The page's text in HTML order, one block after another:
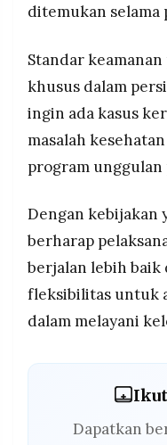
ditemukan selama
Standar
khusus dalam
ingin ada kasus
masalah
program
Dengan kebijakan
berharap
berjalan lebih baik
fleksibilitas untuk
dalam melayani
Dapatkan